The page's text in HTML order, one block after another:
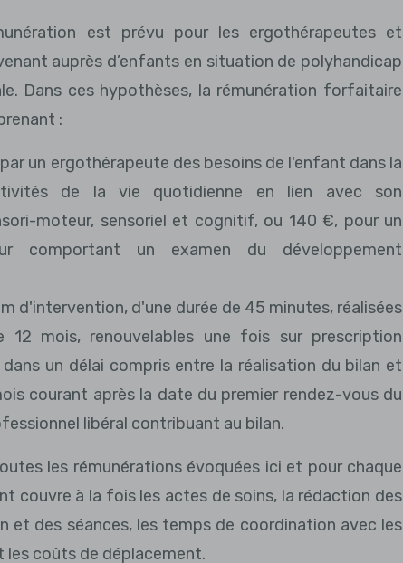
est prévu pour les ergothérapeutes et
auprès d’enfants en situation de polyhandicap
Dans ces hypothèses, la rémunération forfaitaire
:
un ergothérapeute des besoins de l'enfant dans la
de la vie quotidienne en lien avec son
moteur, sensoriel et cognitif, ou 140 €, pour un
comportant un examen du développement
d'intervention, d'une durée de 45 minutes, réalisées
12 mois, renouvelables une fois sur prescription
un délai compris entre la réalisation du bilan et
courant après la date du premier rendez-vous du
libéral contribuant au bilan.
les rémunérations évoquées ici et pour chaque
couvre à la fois les actes de soins, la rédaction des
et des séances, les temps de coordination avec les
coûts de déplacement.